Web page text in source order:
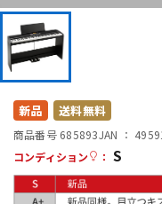
配信/ライブ機器
中古
新品 送料無料
商品番号 685893JAN ：
コンディション
： S